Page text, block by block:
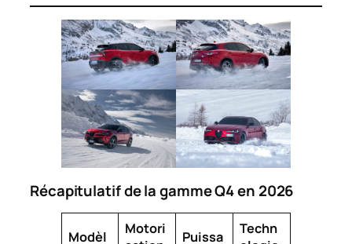
Récapitulatif de la gamme Q4 en 2026
Modèl
Motori
Puissa
Techn